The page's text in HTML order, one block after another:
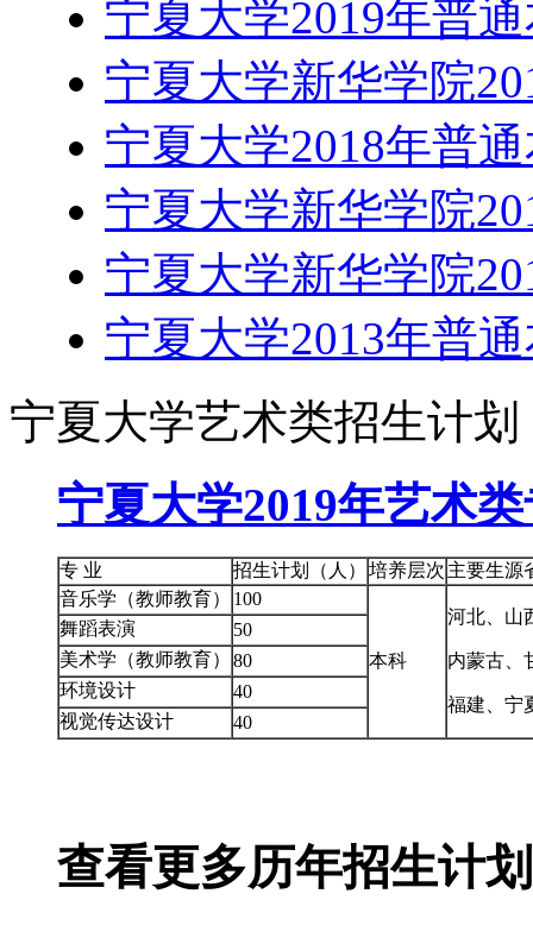
宁夏大学2019年普
宁夏大学新华学院
宁夏大学2018年普
宁夏大学新华学院
宁夏大学新华学院
宁夏大学2013年普
宁夏大学艺术类招生计划
宁夏大学2019年艺术
专 业 招生计划（人） 培养层次 主要生源
音乐学（教师教育）
100
本科
河北、山
内蒙古、
福建、宁
舞蹈表演
50
美术学（教师教育）
80
环境设计
40
视觉传达设计
40
查看更多历年招生计划